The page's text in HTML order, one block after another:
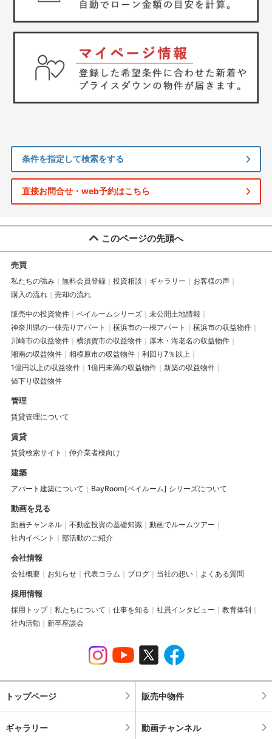
条件を指定して検索をする
直接お問合せ・web予約はこちら
このページの先頭へ
売買
私たちの強み 無料会員登録 投資相談 ギャラリー
お客様の声
購入の流れ
売却の流れ
販売中の投資物件 ベイルームシリーズ
未公開土地情報
神奈川県の一棟売りアパート
横浜市の一棟アパート
横浜市の収益物件
川崎市の収益物件
横須賀市の収益物件
厚木・海老名の収益物件
湘南の収益物件
相模原市の収益物件
利回り7％以上
1億円以上の収益物件
1億円未満の収益物件
新築の収益物件
値下り収益物件
管理
賃貸管理について
賃貸
賃貸検索サイト 仲介業者様向け
建築
アパート建築について BayRoom[ベイルーム] シリーズについて
動画を見る
動画チャンネル 不動産投資の基礎知識
動画でルームツアー
社内イベント
部活動のご紹介
会社情報
会社概要 お知らせ 代表コラム ブログ 当社の想い よくある質問
採用情報
採用トップ 私たちについて 仕事を知る 社員インタビュー
教育体制
社内活動
新卒座談会
トップページ 販売中物件
ギャラリー 動画チャンネル